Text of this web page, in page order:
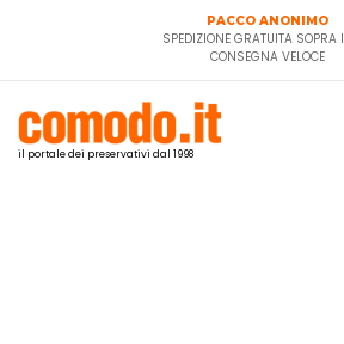
PACCO ANONIMO
SPEDIZIONE GRATUITA SOPRA I
CONSEGNA VELOCE
il portale dei preservativi dal 1998